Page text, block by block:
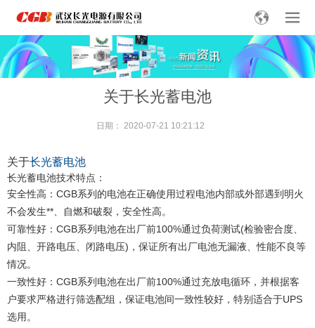
关于长光蓄电池
日期： 2020-07-21 10:21:12
关于长光蓄电池
长光蓄电池技术特点：
安全性高：CGB系列的电池在正确使用过程电池内部或外部遇到明火
不会发生**、自燃和破裂，安全性高。
可靠性好：CGB系列电池在出厂前100%通过负荷测试(检验密合度、
内阻、开路电压、闭路电压)，保证所有出厂电池无漏液、性能不良等
情况。
一致性好：CGB系列电池在出厂前100%通过充放电循环，并根据客
户要求严格进行筛选配组，保证电池间一致性较好，特别适合于UPS
选用。